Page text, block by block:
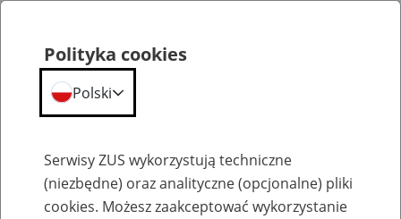
Szkolenia
Polityka cookies
Polski
Serwisy ZUS wykorzystują techniczne
(niezbędne) oraz analityczne (opcjonalne) pliki
cookies. Możesz zaakceptować wykorzystanie